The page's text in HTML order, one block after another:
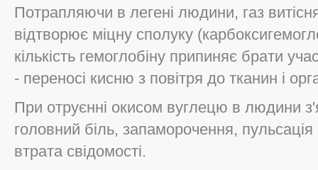
Потрапляючи в легені людини, газ
відтворює міцну сполуку
кількість гемоглобіну припиняє брати
- переносі кисню з повітря до тканин і
При отруєнні окисом вуглецю в людини
головний біль, запаморочення,
втрата свідомості.